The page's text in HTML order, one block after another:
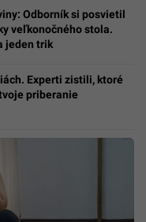
Odborník si posvietil
veľkonočného stola.
jeden trik
Experti zistili, ktoré
priberanie